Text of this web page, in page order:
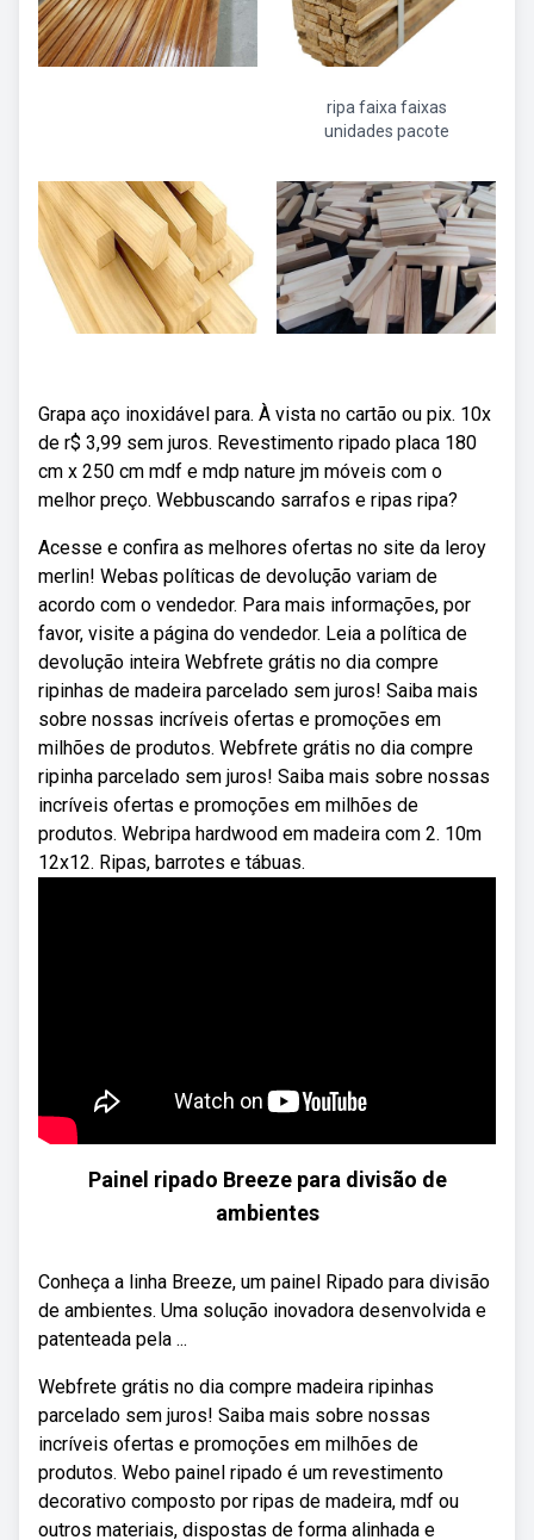
ripa faixa faixas
unidades pacote
Grapa aço inoxidável para. À vista no cartão ou pix. 10x
de r$ 3,99 sem juros. Revestimento ripado placa 180
cm x 250 cm mdf e mdp nature jm móveis com o
melhor preço. Webbuscando sarrafos e ripas ripa?
Acesse e confira as melhores ofertas no site da leroy
merlin! Webas políticas de devolução variam de
acordo com o vendedor. Para mais informações, por
favor, visite a página do vendedor. Leia a política de
devolução inteira Webfrete grátis no dia compre
ripinhas de madeira parcelado sem juros! Saiba mais
sobre nossas incríveis ofertas e promoções em
milhões de produtos. Webfrete grátis no dia compre
ripinha parcelado sem juros! Saiba mais sobre nossas
incríveis ofertas e promoções em milhões de
produtos. Webripa hardwood em madeira com 2. 10m
12x12. Ripas, barrotes e tábuas.
Painel ripado Breeze para divisão de
ambientes
Conheça a linha Breeze, um painel Ripado para divisão
de ambientes. Uma solução inovadora desenvolvida e
patenteada pela ...
Webfrete grátis no dia compre madeira ripinhas
parcelado sem juros! Saiba mais sobre nossas
incríveis ofertas e promoções em milhões de
produtos. Webo painel ripado é um revestimento
decorativo composto por ripas de madeira, mdf ou
outros materiais, dispostas de forma alinhada e